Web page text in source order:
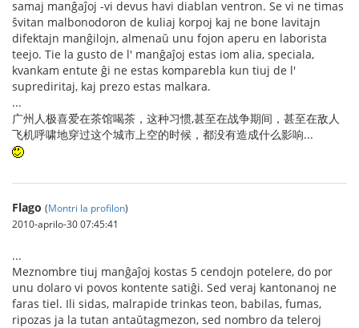
samaj manĝaĵoj -vi devus havi diablan ventron. Se vi ne timas
ŝvitan malbonodoron de kuliaj korpoj kaj ne bone lavitajn
difektajn manĝilojn, almenaŭ unu fojon aperu en laborista
teejo. Tie la gusto de l' manĝaĵoj estas iom alia, speciala,
kvankam entute ĝi ne estas komparebla kun tiuj de l'
suprediritaj, kaj prezo estas malkara.
...
广州人极喜爱在茶馆喝茶，这种习惯,甚至在战争期间，甚至在敌人
飞机呼啸地穿过这个城市上空的时候，都没有造成什么影响...
Flago (Montri la profilon)
2010-aprilo-30 07:45:41
...
Meznombre tiuj manĝaĵoj kostas 5 cendojn potelere, do por
unu dolaro vi povos kontente satiĝi. Sed veraj kantonanoj ne
faras tiel. Ili sidas, malrapide trinkas teon, babilas, fumas,
ripozas ja la tutan antaŭtagmezon, sed nombro da teleroj